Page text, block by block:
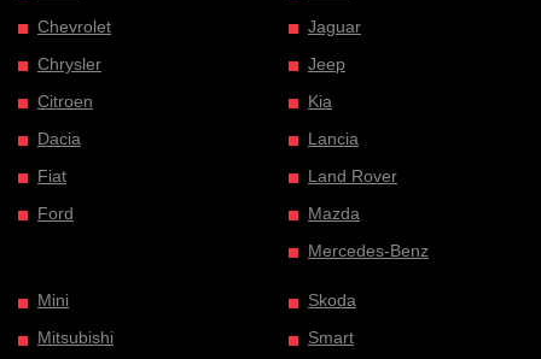
Chevrolet
Chrysler
Citroen
Dacia
Fiat
Ford
Jaguar
Jeep
Kia
Lancia
Land Rover
Mazda
Mercedes-Benz
Mini
Mitsubishi
Skoda
Smart